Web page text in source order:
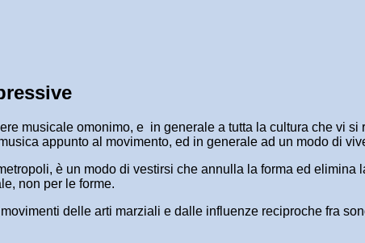
musicale omonimo, e in generale a tutta la cultura che vi
appunto al movimento, ed in generale ad un modo di
è un modo di vestirsi che annulla la forma ed elimina
non per le forme.
delle arti marziali e dalle influenze reciproche fra